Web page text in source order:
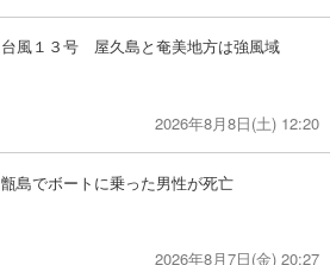
台風１３号 屋久島と奄美地方は強風域
2026年8月8日(土) 12:20
甑島でボートに乗った男性が死亡
2026年8月7日(金) 20:27